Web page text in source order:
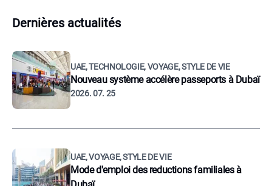
Dernières actualités
UAE, TECHNOLOGIE, VOYAGE, STYLE DE VIE
Nouveau système accélère passeports à Dubaï
2026. 07. 25
UAE, VOYAGE, STYLE DE VIE
Mode d'emploi des reductions familiales à